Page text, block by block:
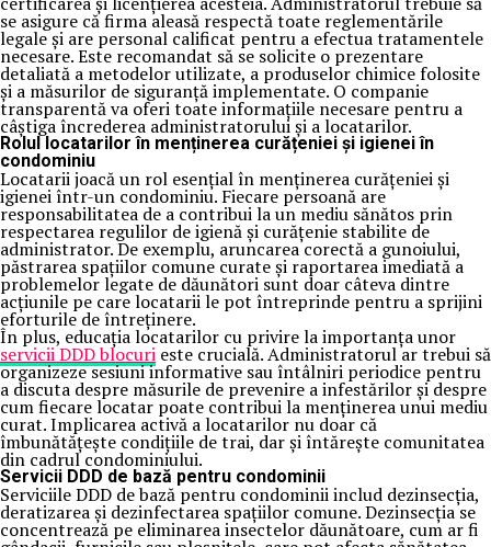
se asigure că firma aleasă respectă toate reglementările
legale și are personal calificat pentru a efectua tratamentele
necesare. Este recomandat să se solicite o prezentare
detaliată a metodelor utilizate, a produselor chimice folosite
și a măsurilor de siguranță implementate. O companie
transparentă va oferi toate informațiile necesare pentru a
câștiga încrederea administratorului și a locatarilor.
Rolul locatarilor în menținerea curățeniei și igienei în
condominiu
Locatarii joacă un rol esențial în menținerea curățeniei și
igienei într-un condominiu. Fiecare persoană are
responsabilitatea de a contribui la un mediu sănătos prin
respectarea regulilor de igienă și curățenie stabilite de
administrator. De exemplu, aruncarea corectă a gunoiului,
păstrarea spațiilor comune curate și raportarea imediată a
problemelor legate de dăunători sunt doar câteva dintre
acțiunile pe care locatarii le pot întreprinde pentru a sprijini
eforturile de întreținere.
În plus, educația locatarilor cu privire la importanța unor
servicii DDD blocuri este crucială. Administratorul ar trebui să
organizeze sesiuni informative sau întâlniri periodice pentru
a discuta despre măsurile de prevenire a infestărilor și despre
cum fiecare locatar poate contribui la menținerea unui mediu
curat. Implicarea activă a locatarilor nu doar că
îmbunătățește condițiile de trai, dar și întărește comunitatea
din cadrul condominiului.
Servicii DDD de bază pentru condominii
Serviciile DDD de bază pentru condominii includ dezinsecția,
deratizarea și dezinfectarea spațiilor comune. Dezinsecția se
concentrează pe eliminarea insectelor dăunătoare, cum ar fi